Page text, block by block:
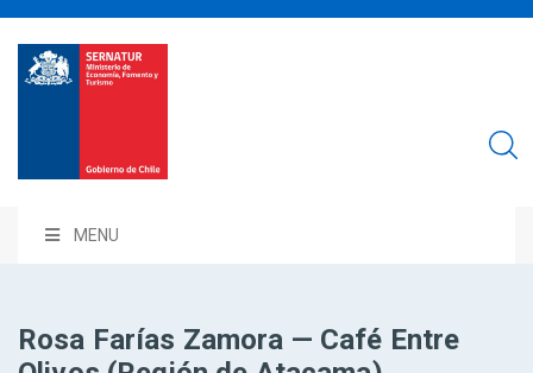
MENU
Rosa Farías Zamora — Café Entre